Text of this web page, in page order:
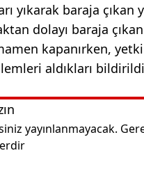
yıkarak baraja çıkan
dolayı baraja
kapanırken,
aldıkları
yayınlanmayacak.